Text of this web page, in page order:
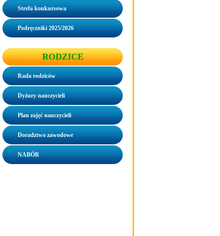
Strefa konkursowa
Podręczniki 2025/2026
RODZICE
Rada rodziców
Dyżury nauczycieli
Plan zajęć nauczycieli
Doradztwo zawodowe
NABÓR